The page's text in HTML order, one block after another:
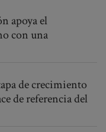
apoya el
con una
de crecimiento
de referencia del